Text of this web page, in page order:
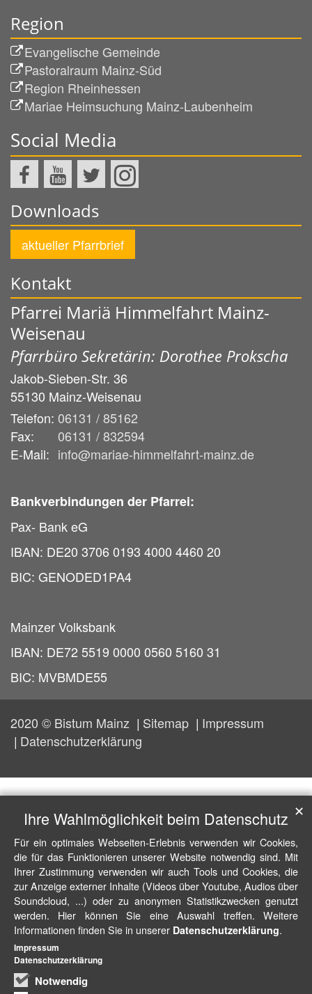
Region
Evangelische Gemeinde
Pastoralraum Mainz-Süd
Region Rheinhessen
Mariae Heimsuchung Mainz-Laubenheim
Social Media
Downloads
aktueller Pfarrbrief
Kontakt
Pfarrei Mariä Himmelfahrt Mainz-
Weisenau
Pfarrbüro Sekretärin: Dorothee Prokscha
Jakob-Sieben-Str. 36
55130 Mainz-Weisenau
Telefon: 06131 / 85162
Fax:
06131 / 832594
E-Mail: info@mariae-himmelfahrt-mainz.de
Bankverbindungen der Pfarrei:
Pax- Bank eG
IBAN: DE20 3706 0193 4000 4460 20
BIC: GENODED1PA4
Mainzer Volksbank
IBAN: DE72 5519 0000 0560 5160 31
BIC: MVBMDE55
2020 © Bistum Mainz Sitemap
Impressum
Datenschutzerklärung
Ihre Wahlmöglichkeit beim Datenschutz
Für ein optimales Webseiten-Erlebnis verwenden wir Cookies,
die für das Funktionieren unserer Website notwendig sind. Mit
Ihrer Zustimmung verwenden wir auch Tools und Cookies, die
zur Anzeige externer Inhalte (Videos über Youtube, Audios über
Soundcloud, ...) oder zu anonymen Statistikzwecken genutzt
werden. Hier können Sie eine Auswahl treffen. Weitere
Informationen finden Sie in unserer Datenschutzerklärung.
Notwendig
✕
Impressum
Datenschutzerklärung